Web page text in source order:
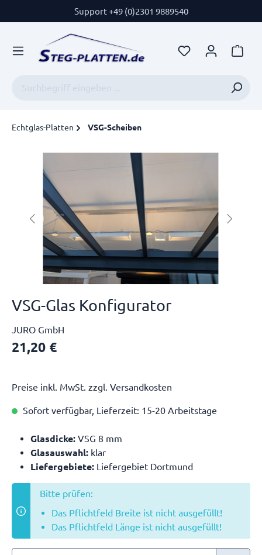
Support +49 (0)2301 9889540
Echtglas-Platten VSG-Scheiben
VSG-Glas Konfigurator
JURO GmbH
21,20 €
Preise inkl. MwSt. zzgl. Versandkosten
Sofort verfügbar, Lieferzeit: 15-20 Arbeitstage
Glasdicke: VSG 8 mm
Glasauswahl: klar
Liefergebiete: Liefergebiet Dortmund
Bitte prüfen:
Das Pflichtfeld Breite ist nicht ausgefüllt!
Das Pflichtfeld Länge ist nicht ausgefüllt!